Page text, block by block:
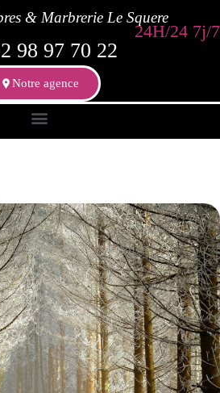
& Marbrerie Le Squere
98 97 70 22
24H/24 7j/7
Notre agence